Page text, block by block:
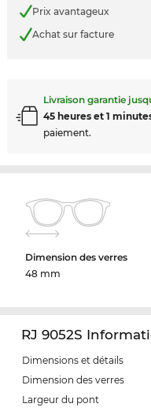
Prix avantageux
Achat sur facture
Livraison garantie
45 heures et 1
paiement.
Dimension des verres
48 mm
RJ 9052S
Dimensions et détails
Dimension des verres
Largeur du pont